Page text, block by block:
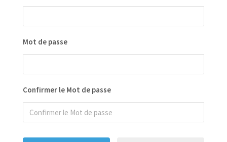
Mot de passe
Confirmer le Mot de passe